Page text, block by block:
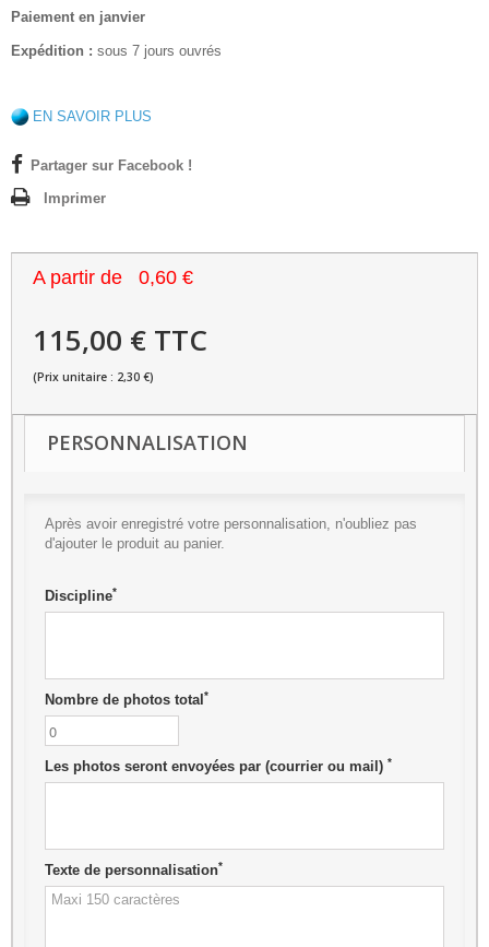
Paiement en janvier
Expédition : sous 7 jours ouvrés
EN SAVOIR PLUS
Partager sur Facebook !
Imprimer
A partir de 0,60 €
115,00 € TTC
(Prix unitaire : 2,30 €)
PERSONNALISATION
Après avoir enregistré votre personnalisation, n'oubliez pas
d'ajouter le produit au panier.
Discipline*
Nombre de photos total *
Les photos seront envoyées par (courrier ou mail) *
Texte de personnalisation*